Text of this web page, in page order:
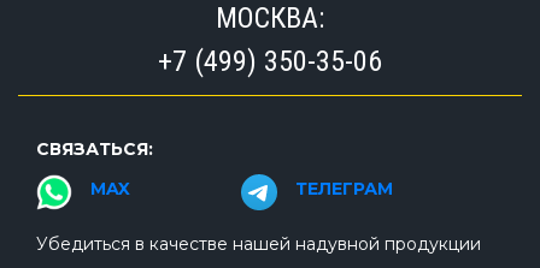
МОСКВА:
+7 (499) 350-35-06
СВЯЗАТЬСЯ:
MAX
ТЕЛЕГРАМ
Убедиться в качестве нашей надувной продукции